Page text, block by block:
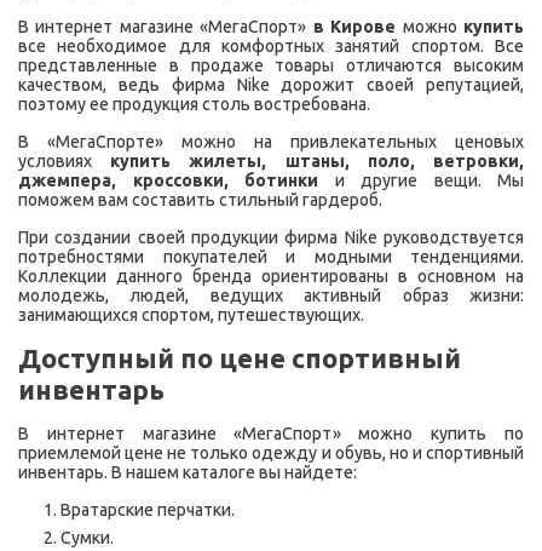
В интернет магазине «МегаСпорт» в Кирове можно купить
все необходимое для комфортных занятий спортом. Все
представленные в продаже товары отличаются высоким
качеством, ведь фирма Nike дорожит своей репутацией,
поэтому ее продукция столь востребована.
В «МегаСпорте» можно на привлекательных ценовых
условиях купить жилеты, штаны, поло, ветровки,
джемпера, кроссовки, ботинки и другие вещи. Мы
поможем вам составить стильный гардероб.
При создании своей продукции фирма Nike руководствуется
потребностями покупателей и модными тенденциями.
Коллекции данного бренда ориентированы в основном на
молодежь, людей, ведущих активный образ жизни:
занимающихся спортом, путешествующих.
Доступный по цене спортивный
инвентарь
В интернет магазине «МегаСпорт» можно купить по
приемлемой цене не только одежду и обувь, но и спортивный
инвентарь. В нашем каталоге вы найдете:
Вратарские перчатки.
Сумки.